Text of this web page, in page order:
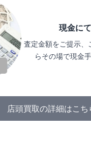
現金に
査定金額をご提示、
らその場で現金
店頭買取の詳細はこち